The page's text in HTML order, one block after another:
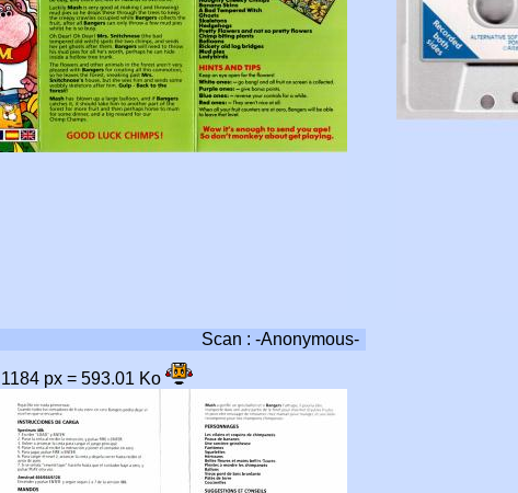
Scan : -Anonymous-
px = 593.01 Ko